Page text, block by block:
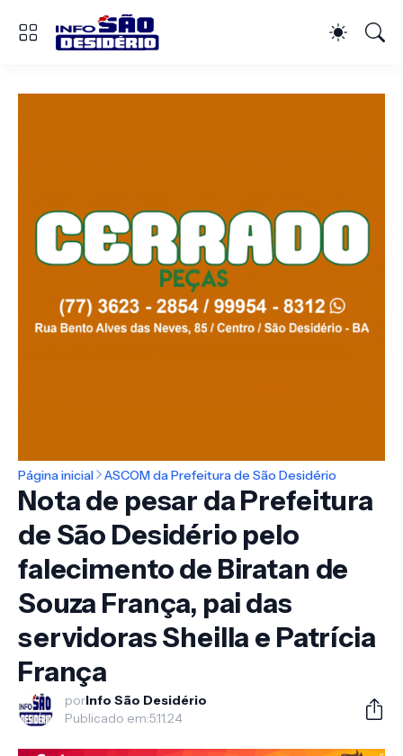
Página inicial ASCOM da Prefeitura de São Desidério
Nota de pesar da Prefeitura
de São Desidério pelo
falecimento de Biratan de
Souza França, pai das
servidoras Sheilla e Patrícia
França
porInfo São Desidério
Publicado em:5.11.24